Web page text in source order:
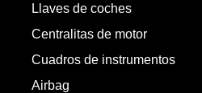
Llaves de coches
Centralitas de motor
Cuadros de instrumentos
Airbag